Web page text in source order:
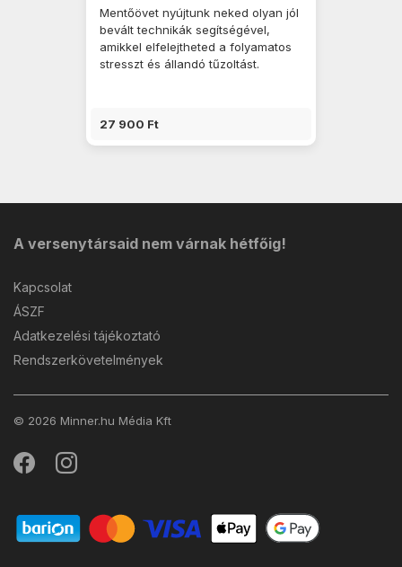
Mentőövet nyújtunk neked olyan jól
bevált technikák segítségével,
amikkel elfelejtheted a folyamatos
stresszt és állandó tűzoltást.
27 900 Ft
A versenytársaid nem várnak hétfőig!
Kapcsolat
ÁSZF
Adatkezelési tájékoztató
Rendszerkövetelmények
© 2026 Minner.hu Média Kft